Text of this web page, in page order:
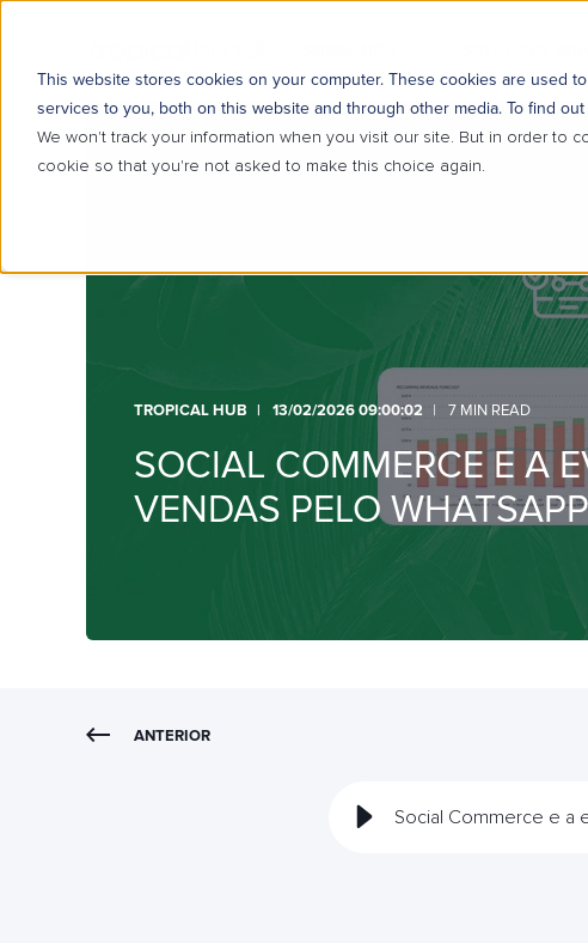
This website stores cookies on your computer. These cookies are used
services to you, both on this website and through other media. To find
We won't track your information when you visit our site. But in order to
cookie so that you're not asked to make this choice again.
TROPICAL HUB 13/02/2026 09:00:02 7 MIN READ
SOCIAL COMMERCE E A
VENDAS PELO WHATSAPP
ANTERIOR
Social Commerce e a